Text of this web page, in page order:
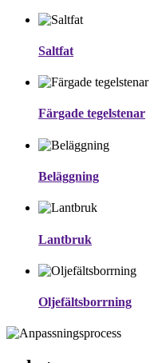
Saltfat
Färgade tegelstenar
Beläggning
Lantbruk
Oljefältsborrning